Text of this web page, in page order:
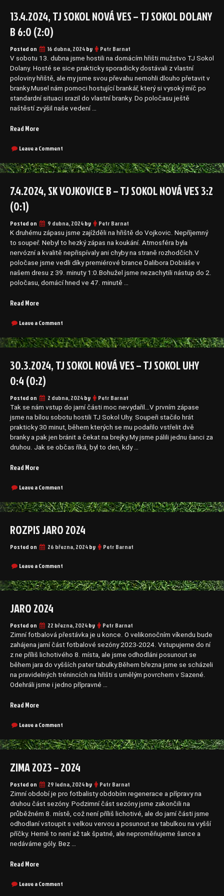
13.4.2024, TJ SOKOL NOVÁ VES – TJ SOKOL DOLANY
B 6:0 (2:0)
Posted on 16 dubna, 2024by Petr Barnat
V sobotu 13. dubna jsme hostili na domácím hřišti mužstvo TJ Sokol
Dolany. Hosté se sice prakticky sporadicky dostávali z vlastní
poloviny hřiště, ale my jsme svou převahu nemohli dlouho přetavit v
branky.Musel nám pomoci hostující brankář, který si vysoký míč po
standardní situaci srazil do vlastní branky. Do poločasu ještě
naštěstí zvýšil naše vedení …
Read More„13.4.2024,
Sokol
Ves
TJ
Sokol
B
6:0
(2:0)“
Leave a Comment
TJ
Sokol
Ves
Dolany
B
6:0
(2:0)
7.4.2024, SK VOJKOVICE B – TJ SOKOL NOVÁ VES 3:2
(0:1)
Posted on 9 dubna, 2024by Petr Barnat
K druhému zápasu jsme zajížděli na hřiště do Vojkovic. Nepříjemný
to soupeř. Nebyl to hezký zápas na koukání. Atmosféra byla
nervózní a kvalitě nepřispívaly ani chyby na straně rozhodčích.V
poločase jsme vedli díky premiérové brance Dalibora Dobiáše v
našem dresu z 39. minuty 1:0.Bohužel jsme nezachytili nástup do 2.
poločasu, domácí hned ve 47. minutě …
Read More„7.4.2024,
Vojkovice
–
Sokol
Nová
Ves
3:2
(0:1)“
Leave a Comment
SK
Vojkovice
Ves
3:2
(0:1)
30.3.2024, TJ SOKOL NOVÁ VES – TJ SOKOL UHY
0:4 (0:2)
Posted on 2 dubna, 2024by Petr Barnat
Tak se nám vstup do jarní části moc nevydařil…V prvním zápase
jsme na bílou sobotu hostili TJ Sokol Uhy. Soupeři stačilo hrát
prakticky 30 minut, během kterých se mu podařilo vstřelit dvě
branky a pak jen bránit a čekat na brejky.My jsme pálili jednu šanci za
druhou. Jak se občas říká, byl to den, kdy …
Read More„30.3.2024,
Sokol
Ves
TJ
Sokol
Uhy
(0:2)“
Leave a Comment
TJ
Sokol
Ves
TJ
(0:2)
ROZPIS JARO 2024
Posted on 26 března, 2024by Petr Barnat
Leave a Comment
jaro
2024
JARO 2024
Posted on 22 března, 2024by Petr Barnat
Zimní fotbalová přestávka je u konce. O velikonočním víkendu bude
zahájena jarní část fotbalové sezóny 2023-2024. Vstupujeme do ní
z ne příliš lichotivého 8. místa, ale jsme odhodláni posunout se
během jara do vyšších pater tabulky.Během března jsme se scházeli
na pravidelných trénincích na hřišti s umělým povrchem v Sazené.
Odehráli jsme i jedno přípravné …
Read More„Jaro
Leave a Comment
2024
ZIMA 2023 – 2024
Posted on 29 ledna, 2024by Petr Barnat
Zimní období je pro fotbalisty obdobím regenerace a přípravy na
druhou část sezóny. Podzimní část sezóny jsme zakončili na
průběžném 8. místě, což není příliš lichotivé, ale do jarní části jsme
odhodlaní vstoupit s velkou vervou a posunout se tabulkou na vyšší
příčky. Herně to není až tak špatné, ale neproměňujeme šance a
nedáváme góly. Bez …
Read More„Zima
–
Leave a Comment